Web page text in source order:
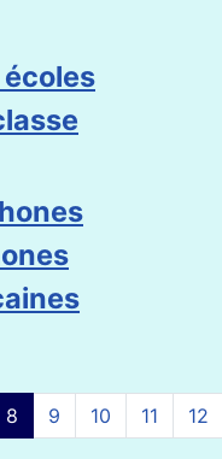
8 9 10 11 12